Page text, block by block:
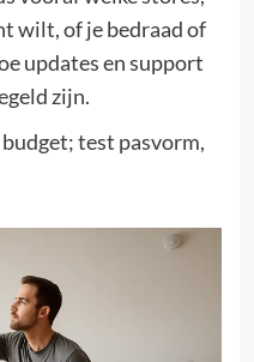
wilt, of je bedraad of
updates en support
zijn.
test pasvorm,